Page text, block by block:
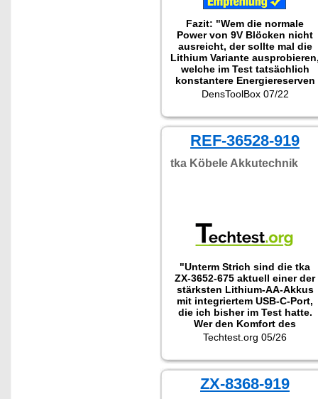
Fazit: "Wem die normale
Power von 9V Blöcken nicht
ausreicht, der sollte mal die
Lithium Variante
welche im Test tatsächlich
konstantere Energiereserven
zeigte. Perfekt für
DensToolBox 07/22
REF-36528-919
tka Köbele Akkutechnik
"Unterm Strich sind die tka
ZX-3652-675 aktuell einer der
stärksten Lithium-AA-Akkus
mit integriertem USB-C-Port,
die ich bisher im Test hatte.
Wer den Komfort des
kabellosen Ladens ohne
Kapazitätskompromiss sucht,
ist hier klar."
Techtest.org 05/26
ZX-8368-919